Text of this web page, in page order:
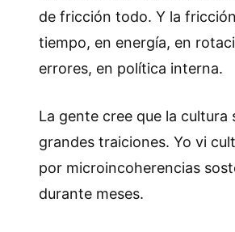
de fricción todo. Y la
tiempo, en energía, en
errores, en política interna.
La gente cree que la cultura
grandes traiciones. Yo vi
por microincoherencias
durante meses.